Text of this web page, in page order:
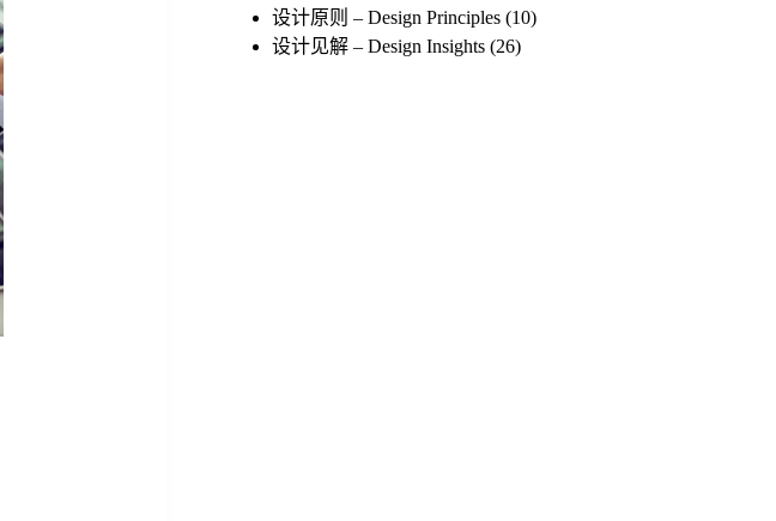
设计原则 – Design Principles (10)
设计见解 – Design Insights (26)